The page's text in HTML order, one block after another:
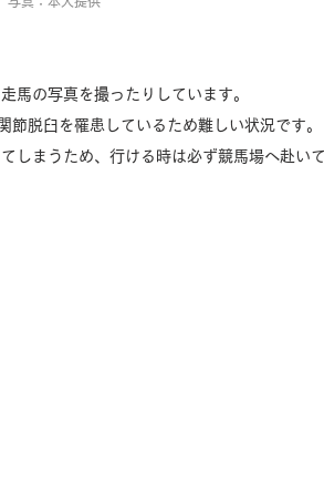
馬の写真を撮ったりしています。
脱臼を罹患しているため難しい状況です。
しまうため、行ける時は必ず競馬場へ赴いて